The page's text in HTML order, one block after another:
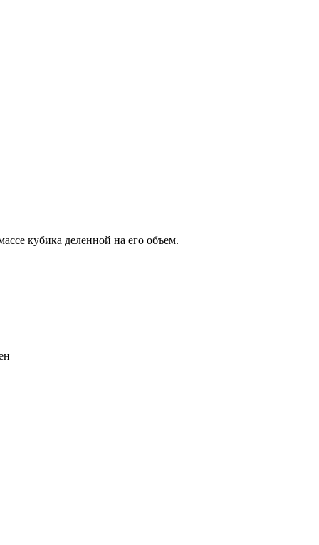
кубика деленной на его объем.